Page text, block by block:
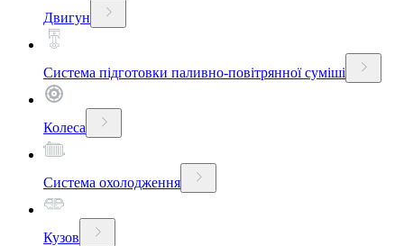
Двигун
Система підготовки паливно-повітрянної суміші
Колеса
Система охолодження
Кузов